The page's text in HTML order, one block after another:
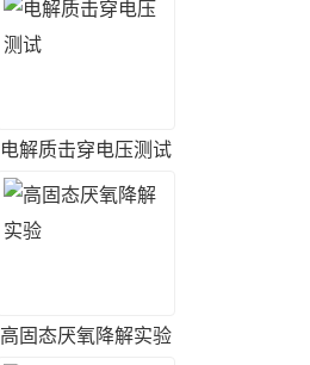
电解质击穿电压测试
高固态厌氧降解实验